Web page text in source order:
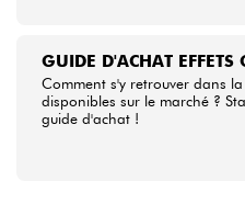
GUIDE D'ACHAT EFFETS
Comment s'y retrouver dans
disponibles sur le marché ?
guide d'achat !